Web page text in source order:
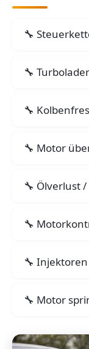
Motor
Ölverlust
Injektoren
Motor